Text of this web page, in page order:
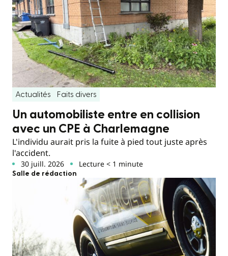
Actualités Faits divers
Un automobiliste entre en collision
avec un CPE à Charlemagne
L'individu aurait pris la fuite à pied tout juste après
l'accident.
30 juill. 2026 Lecture < 1 minute
Salle de rédaction